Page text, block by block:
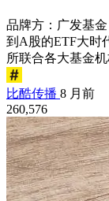
品牌方：广发基
到A股的ETF大时
所联合各大基金
比酷传播 8 月前
260,576